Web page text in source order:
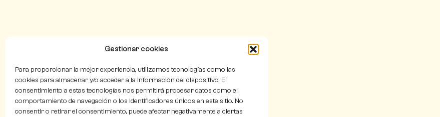
Gestionar cookies
Para proporcionar la mejor experiencia, utilizamos tecnologías como las
cookies para almacenar y/o acceder a la información del dispositivo. El
consentimiento a estas tecnologías nos permitirá procesar datos como el
comportamiento de navegación o los identificadores únicos en este sitio. No
consentir o retirar el consentimiento, puede afectar negativamente a ciertas